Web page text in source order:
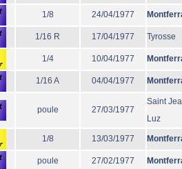
1/8 24/04/1977
1/16 R 17/04/1977 Tyrosse
1/4 10/04/1977
1/16 A 04/04/1977
poule 27/03/1977
Saint
Luz
1/8 13/03/1977
poule 27/02/1977